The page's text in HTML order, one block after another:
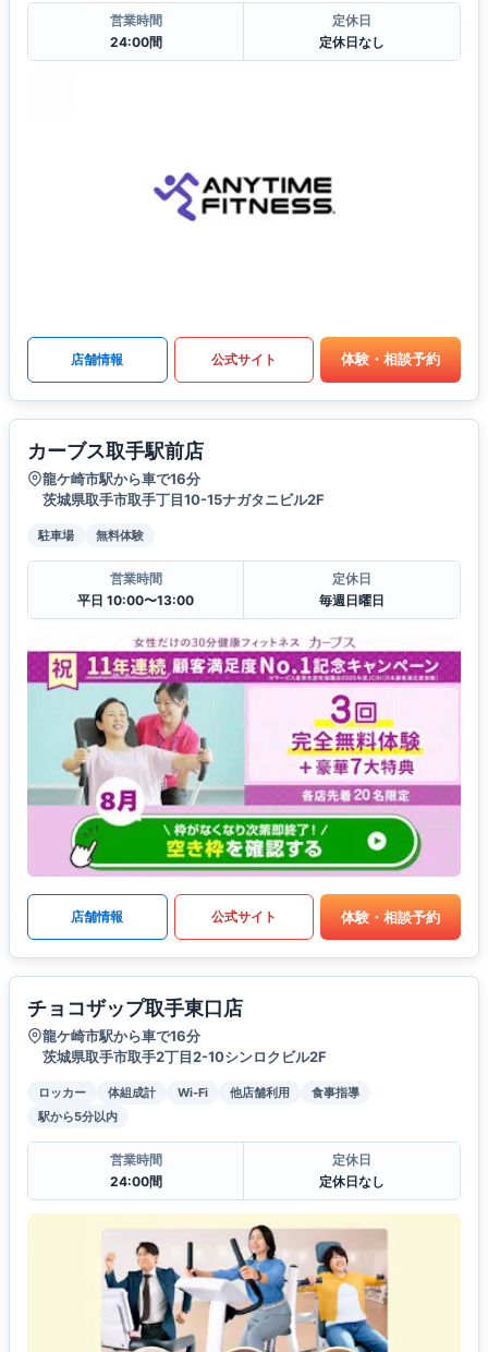
営業時間
24:00間
定休日
定休日なし
店舗情報 公式サイト 体験・相談予約
カーブス取手駅前店
龍ケ崎市駅から車で16分
茨城県取手市取手丁目10-15ナガタニビル2F
駐車場 無料体験
営業時間
平日 10:00〜13:00
定休日
毎週日曜日
店舗情報 公式サイト 体験・相談予約
チョコザップ取手東口店
龍ケ崎市駅から車で16分
茨城県取手市取手2丁目2-10シンロクビル2F
ロッカー 体組成計 Wi-Fi 他店舗利用
食事指導
駅から5分以内
営業時間
24:00間
定休日
定休日なし